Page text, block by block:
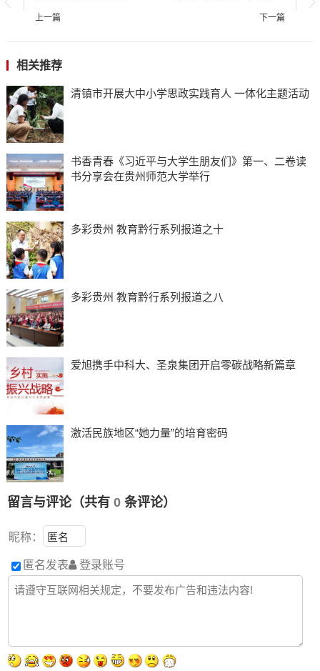
上一篇 下一篇
相关推荐
清镇市开展大中小学思政实践育人 一体化主题活动
书香青春《习近平与大学生朋友们》第一、二卷读
书分享会在贵州师范大学举行
多彩贵州 教育黔行系列报道之十
多彩贵州 教育黔行系列报道之八
爱旭携手中科大、圣泉集团开启零碳战略新篇章
激活民族地区“她力量”的培育密码
留言与评论（共有 0条评论）
昵称：
匿名发表 登录账号